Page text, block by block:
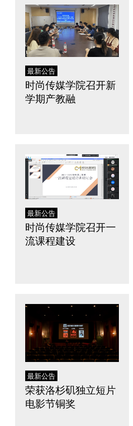
最新公告
时尚传媒学院召开新
学期产教融
最新公告
时尚传媒学院召开一
流课程建设
最新公告
荣获洛杉矶独立短片
电影节铜奖